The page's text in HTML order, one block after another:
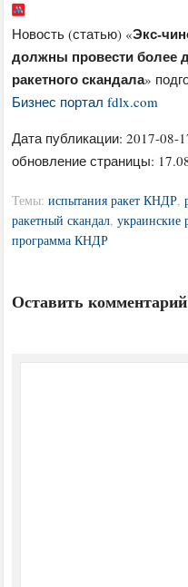
Новость (статью) «Экс-
должны провести более
ракетного скандала»
Бизнес портал fdlx.com
Дата публикации:2017-08-
обновление страницы:
Темы:испытания ракет КНДР,
ракетный скандал,украинские
программа КНДР
Оставить